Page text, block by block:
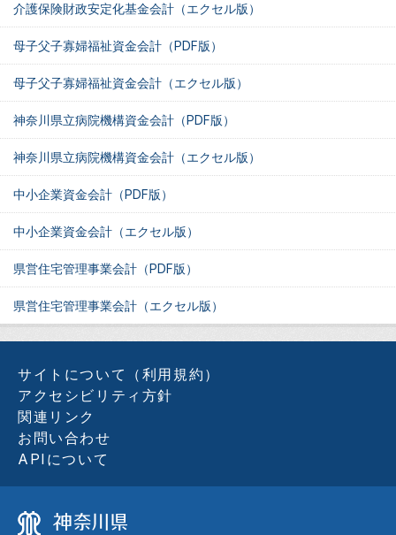
介護保険財政安定化基金会計（エクセル版）
母子父子寡婦福祉資金会計（PDF版）
母子父子寡婦福祉資金会計（エクセル版）
神奈川県立病院機構資金会計（PDF版）
神奈川県立病院機構資金会計（エクセル版）
中小企業資金会計（PDF版）
中小企業資金会計（エクセル版）
県営住宅管理事業会計（PDF版）
県営住宅管理事業会計（エクセル版）
サイトについて（利用規約）
アクセシビリティ方針
関連リンク
お問い合わせ
APIについて